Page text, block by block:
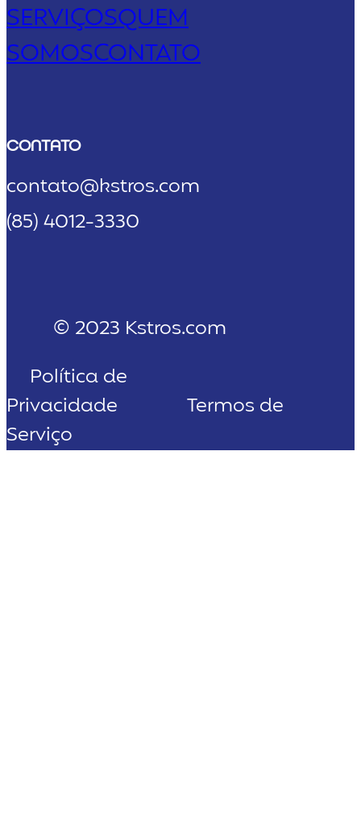
SERVIÇOSQUEM
SOMOSCONTATO
CONTATO
contato@kstros.com
(85) 4012-3330
© 2023 Kstros.com
Política de
Privacidade
Termos de
Serviço